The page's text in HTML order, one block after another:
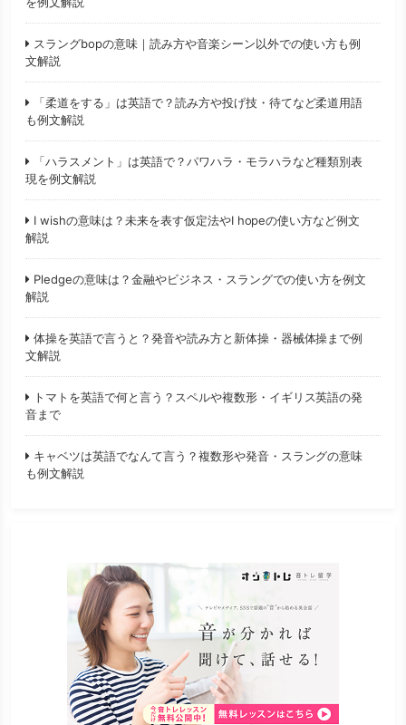
スラングbopの意味｜読み方や音楽シーン以外での使い方も例
文解説
「柔道をする」は英語で？読み方や投げ技・待てなど柔道用語
も例文解説
「ハラスメント」は英語で？パワハラ・モラハラなど種類別表
現を例文解説
I wishの意味は？未来を表す仮定法やI hopeの使い方など例文
解説
Pledgeの意味は？金融やビジネス・スラングでの使い方を例文
解説
体操を英語で言うと？発音や読み方と新体操・器械体操まで例
文解説
トマトを英語で何と言う？スペルや複数形・イギリス英語の発
音まで
キャベツは英語でなんて言う？複数形や発音・スラングの意味
も例文解説